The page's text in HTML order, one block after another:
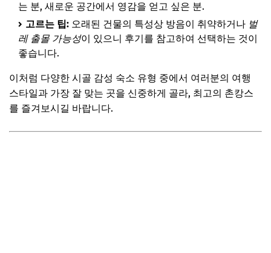
는 분, 새로운 공간에서 영감을 얻고 싶은 분.
고르는 팁: 오래된 건물의 특성상 방음이 취약하거나 벌
레 출몰 가능성이 있으니 후기를 참고하여 선택하는 것이
좋습니다.
이처럼 다양한 시골 감성 숙소 유형 중에서 여러분의 여행
스타일과 가장 잘 맞는 곳을 신중하게 골라, 최고의 촌캉스
를 즐겨보시길 바랍니다.